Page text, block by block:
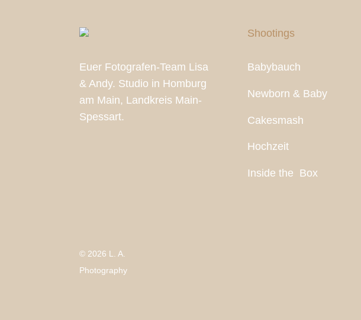
Euer Fotografen-Team Lisa
& Andy. Studio in Homburg
am Main, Landkreis Main-
Spessart.
Shootings
Babybauch
Newborn & Baby
Cakesmash
Hochzeit
Inside the Box
© 2026 L. A.
Photography